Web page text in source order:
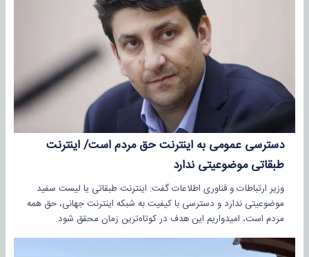
دسترسی عمومی به اینترنت حق مردم است/ اینترنت
طبقاتی موضوعیتی ندارد
وزیر ارتباطات و فناوری اطلاعات گفت: اینترنت طبقاتی یا لیست سفید
موضوعیتی ندارد و دسترسی با کیفیت به شبکه اینترنت جهانی، حق همه
مردم است، امیدواریم این هدف در کوتاه‌ترین زمان محقق شود.